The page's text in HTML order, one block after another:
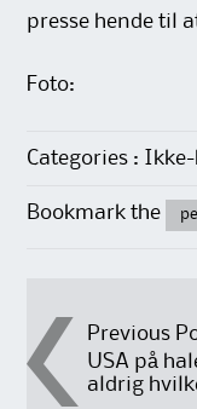
presse hende til
Foto:
Categories :
Bookmark the
Post
Previous
USA på
aldrig